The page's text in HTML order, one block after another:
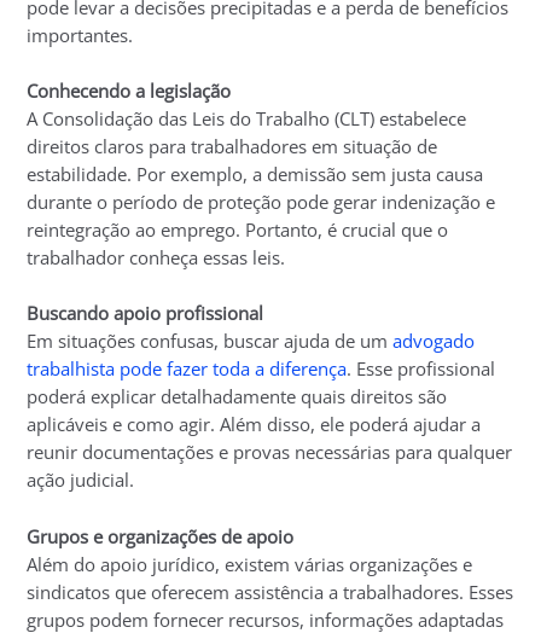
pode levar a decisões precipitadas e a perda de benefícios
importantes.
Conhecendo a legislação
A Consolidação das Leis do Trabalho (CLT) estabelece
direitos claros para trabalhadores em situação de
estabilidade. Por exemplo, a demissão sem justa causa
durante o período de proteção pode gerar indenização e
reintegração ao emprego. Portanto, é crucial que o
trabalhador conheça essas leis.
Buscando apoio profissional
Em situações confusas, buscar ajuda de umadvogado
trabalhista pode fazer toda a diferença. Esse profissional
poderá explicar detalhadamente quais direitos são
aplicáveis e como agir. Além disso, ele poderá ajudar a
reunir documentações e provas necessárias para qualquer
ação judicial.
Grupos e organizações de apoio
Além do apoio jurídico, existem várias organizações e
sindicatos que oferecem assistência a trabalhadores. Esses
grupos podem fornecer recursos, informações adaptadas